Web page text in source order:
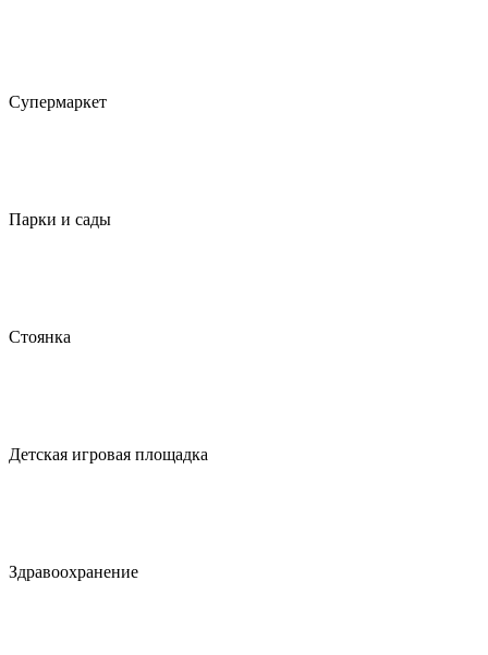
Супермаркет
Парки и сады
Стоянка
Детская игровая площадка
Здравоохранение